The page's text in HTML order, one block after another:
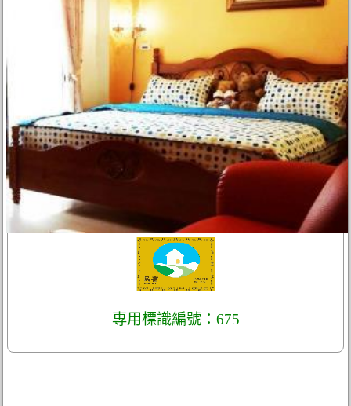
專用標識編號：675